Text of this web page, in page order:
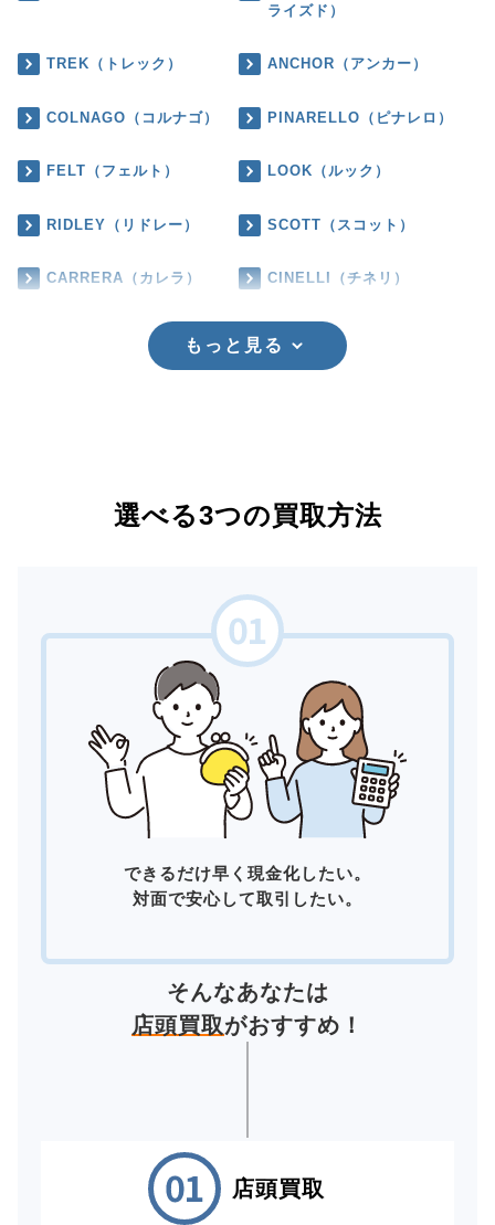
ライズド）
TREK（トレック） ANCHOR（アンカー）
COLNAGO（コルナゴ） PINARELLO（ピナレロ）
FELT（フェルト） LOOK（ルック）
RIDLEY（リドレー） SCOTT（スコット）
CARRERA（カレラ） CINELLI（チネリ）
もっと見る
選べる3つの買取方法
できるだけ早く現金化したい。
対面で安心して取引したい。
そんなあなたは
店頭買取がおすすめ！
店頭買取